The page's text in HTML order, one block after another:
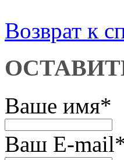
Возврат к
Ваше имя*
Ваш E-mail